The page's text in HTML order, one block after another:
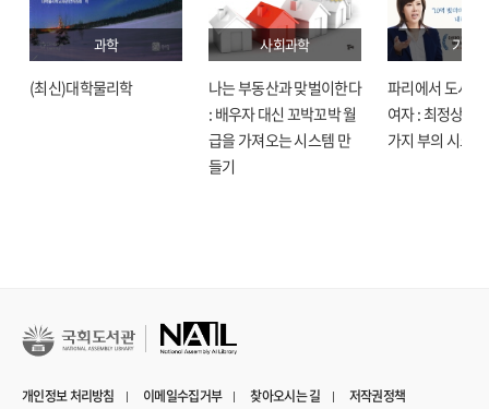
과학
(최신)대학물리학
사회과학
나는 부동산과 맞벌이한다
: 배우자 대신 꼬박꼬박 월
급을 가져오는 시스템 만
들기
기술
파리에서 도시락
여자 : 최정상으
가지 부의 시크릿
개인정보 처리방침 이메일수집거부 찾아오시는 길 저작권정책